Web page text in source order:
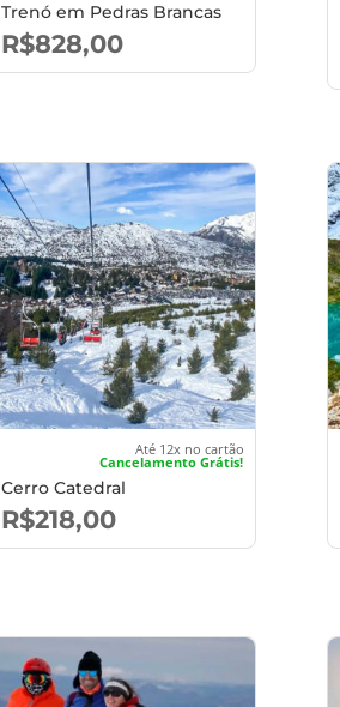
Trenó em Pedras Brancas
R$828,00
Até 12x no cartão
Cancelamento Grátis!
Cerro Catedral
R$218,00